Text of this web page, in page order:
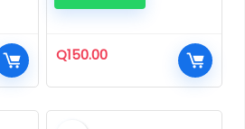
Q150.00